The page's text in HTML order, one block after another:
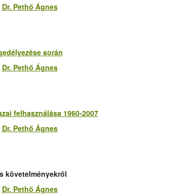
Dr. Pethő Ágnes
során
Dr. Pethő Ágnes
felhasználása 1960-2007
Dr. Pethő Ágnes
követelményekről
Dr. Pethő Ágnes